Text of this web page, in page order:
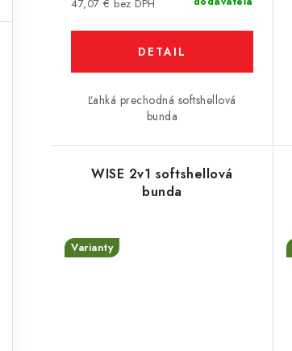
o
v
47,07 € bez DPH
DETAIL
Ľahká prechodná softshellová
bunda
WISE 2v1 softshellová
bunda
Varianty